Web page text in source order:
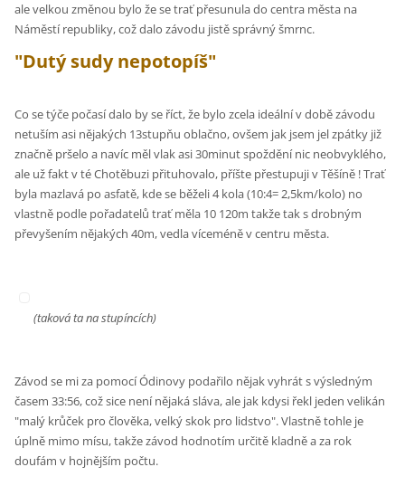
ale velkou změnou bylo že se trať přesunula do centra města na
Náměstí republiky, což dalo závodu jistě správný šmrnc.
"Dutý sudy nepotopíš"
Co se týče počasí dalo by se říct, že bylo zcela ideální v době závodu
netuším asi nějakých 13stupňu oblačno, ovšem jak jsem jel zpátky již
značně pršelo a navíc měl vlak asi 30minut spoždění nic neobvyklého,
ale už fakt v té Chotěbuzi přituhovalo, příšte přestupuji v Těšíně ! Trať
byla mazlavá po asfatě, kde se běželi 4 kola (10:4= 2,5km/kolo) no
vlastně podle pořadatelů trať měla 10 120m takže tak s drobným
převyšením nějakých 40m, vedla víceméně v centru města.
(taková ta na stupíncích)
Závod se mi za pomocí Ódinovy podařilo nějak vyhrát s výsledným
časem 33:56, což sice není nějaká sláva, ale jak kdysi řekl jeden velikán
"malý krůček pro člověka, velký skok pro lidstvo". Vlastně tohle je
úplně mimo mísu, takže závod hodnotím určitě kladně a za rok
doufám v hojnějším počtu.